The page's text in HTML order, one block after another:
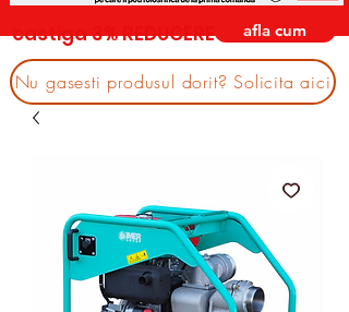
castiga 3% REDUCERE afla cum
Nu gasesti produsul dorit? Solicita aici